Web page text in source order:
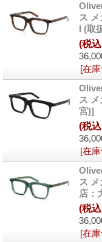
ス
l (取
(税込
[在
ス
宮)]
(税込
[在
ス
店：
(税込
[在